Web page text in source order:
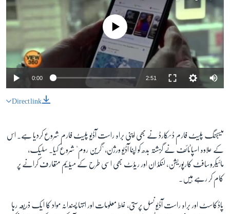
No media source currently available
0:00 2:51
Direct link
میسجنگ پلیٹ فارم ڈسکارڈ نے بھی اپنی براہ راست آڈیو پلیٹ فارم شروع کردیا ہے۔ اس
کے علاوہ اسپاٹائف نے گزشتہ بدھ کو اپنا آڈیو ورژن، "گرین روم" شروع کیا۔ سلیک،
مائیکروسافٹ کارپوریشن، لنکڈ ان اور ریڈٹ بھی اسی طرح کے میڈیم متعارف کرانے پر
کام کر رہے ہیں۔
پاڈکاسٹ اور براہ راست آڈیو نسل پرستی، غلط معلومات اور انتہا پسندانہ مواد کا ایک ذریعہ رہا